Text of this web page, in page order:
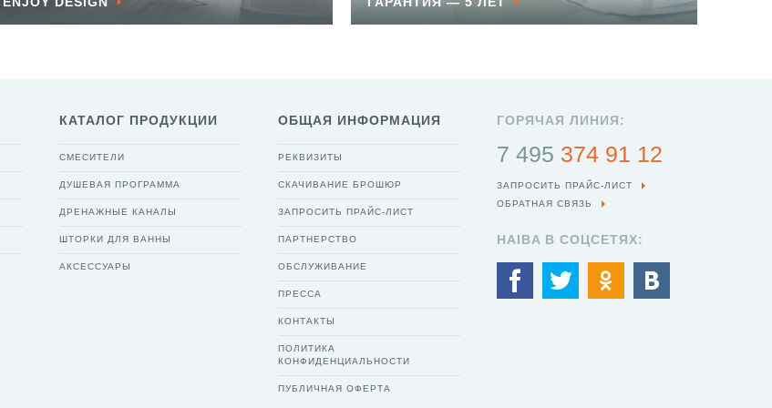
КАТАЛОГ ПРОДУКЦИИ
СМЕСИТЕЛИ
ДУШЕВАЯ ПРОГРАММА
ДРЕНАЖНЫЕ КАНАЛЫ
ШТОРКИ ДЛЯ ВАННЫ
АКСЕССУАРЫ
ОБЩАЯ ИНФОРМАЦИЯ
РЕКВИЗИТЫ
СКАЧИВАНИЕ БРОШЮР
ЗАПРОСИТЬ ПРАЙС-ЛИСТ
ПАРТНЕРСТВО
ОБСЛУЖИВАНИЕ
ПРЕССА
КОНТАКТЫ
ПОЛИТИКА
КОНФИДЕНЦИАЛЬНОСТИ
ПУБЛИЧНАЯ ОФЕРТА
ГОРЯЧАЯ ЛИНИЯ:
7 495 374 91 12
ЗАПРОСИТЬ ПРАЙС-ЛИСТ
ОБРАТНАЯ СВЯЗЬ
HAIBA В СОЦСЕТЯХ: